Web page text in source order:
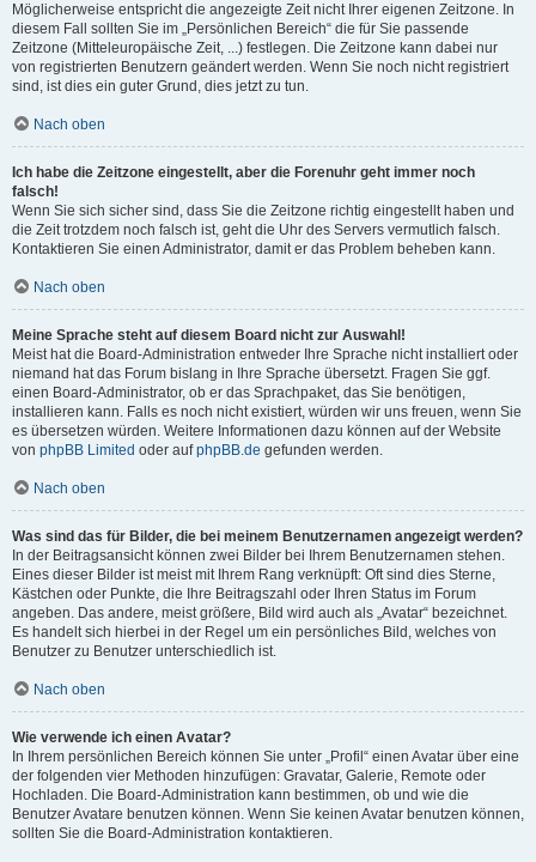
Möglicherweise entspricht die angezeigte Zeit nicht Ihrer eigenen Zeitzone. In
diesem Fall sollten Sie im „Persönlichen Bereich“ die für Sie passende
Zeitzone (Mitteleuropäische Zeit, ...) festlegen. Die Zeitzone kann dabei nur
von registrierten Benutzern geändert werden. Wenn Sie noch nicht registriert
sind, ist dies ein guter Grund, dies jetzt zu tun.
Nach oben
Ich habe die Zeitzone eingestellt, aber die Forenuhr geht immer noch
falsch!
Wenn Sie sich sicher sind, dass Sie die Zeitzone richtig eingestellt haben und
die Zeit trotzdem noch falsch ist, geht die Uhr des Servers vermutlich falsch.
Kontaktieren Sie einen Administrator, damit er das Problem beheben kann.
Nach oben
Meine Sprache steht auf diesem Board nicht zur Auswahl!
Meist hat die Board-Administration entweder Ihre Sprache nicht installiert oder
niemand hat das Forum bislang in Ihre Sprache übersetzt. Fragen Sie ggf.
einen Board-Administrator, ob er das Sprachpaket, das Sie benötigen,
installieren kann. Falls es noch nicht existiert, würden wir uns freuen, wenn Sie
es übersetzen würden. Weitere Informationen dazu können auf der Website
von phpBB Limited oder aufphpBB.de gefunden werden.
Nach oben
Was sind das für Bilder, die bei meinem Benutzernamen angezeigt werden?
In der Beitragsansicht können zwei Bilder bei Ihrem Benutzernamen stehen.
Eines dieser Bilder ist meist mit Ihrem Rang verknüpft: Oft sind dies Sterne,
Kästchen oder Punkte, die Ihre Beitragszahl oder Ihren Status im Forum
angeben. Das andere, meist größere, Bild wird auch als „Avatar“ bezeichnet.
Es handelt sich hierbei in der Regel um ein persönliches Bild, welches von
Benutzer zu Benutzer unterschiedlich ist.
Nach oben
Wie verwende ich einen Avatar?
In Ihrem persönlichen Bereich können Sie unter „Profil“ einen Avatar über eine
der folgenden vier Methoden hinzufügen: Gravatar, Galerie, Remote oder
Hochladen. Die Board-Administration kann bestimmen, ob und wie die
Benutzer Avatare benutzen können. Wenn Sie keinen Avatar benutzen können,
sollten Sie die Board-Administration kontaktieren.